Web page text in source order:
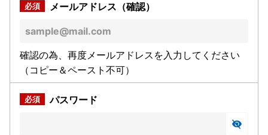
メールアドレス（確認）
確認の為、再度メールアドレスを入力してください
（コピー＆ペースト不可）
パスワード